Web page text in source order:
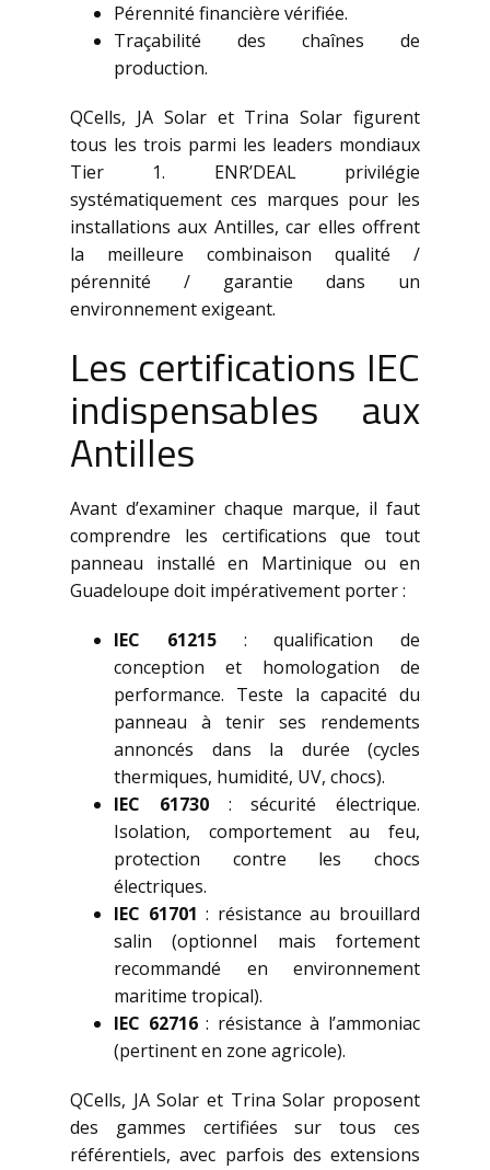
Pérennité financière vérifiée.
Traçabilité des chaînes de
production.
QCells, JA Solar et Trina Solar figurent
tous les trois parmi les leaders mondiaux
Tier 1. ENR’DEAL privilégie
systématiquement ces marques pour les
installations aux Antilles, car elles offrent
la meilleure combinaison qualité /
pérennité / garantie dans un
environnement exigeant.
Les certifications IEC
indispensables aux
Antilles
Avant d’examiner chaque marque, il faut
comprendre les certifications que tout
panneau installé en Martinique ou en
Guadeloupe doit impérativement porter :
IEC 61215: qualification de
conception et homologation de
performance. Teste la capacité du
panneau à tenir ses rendements
annoncés dans la durée (cycles
thermiques, humidité, UV, chocs).
IEC 61730: sécurité électrique.
Isolation, comportement au feu,
protection contre les chocs
électriques.
IEC 61701 : résistance au brouillard
salin (optionnel mais fortement
recommandé en environnement
maritime tropical).
IEC 62716: résistance à l’ammoniac
(pertinent en zone agricole).
QCells, JA Solar et Trina Solar proposent
des gammes certifiées sur tous ces
référentiels, avec parfois des extensions